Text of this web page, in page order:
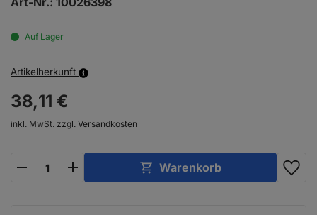
Auf Lager
Artikelherkunft
38,11 €
inkl. MwSt. zzgl. Versandkosten
Warenkorb